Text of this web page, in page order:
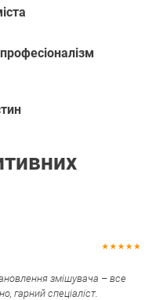
змішувача – все
гарний спеціаліст.